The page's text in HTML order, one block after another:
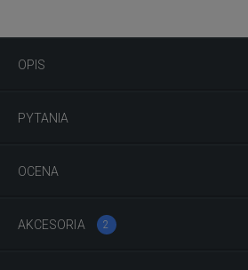
OPIS
PYTANIA
OCENA
AKCESORIA 2